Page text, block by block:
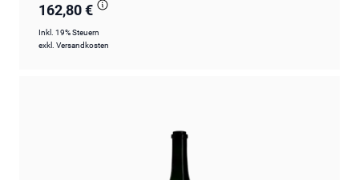
162,80 €
Inkl. 19% Steuern
exkl. Versandkosten